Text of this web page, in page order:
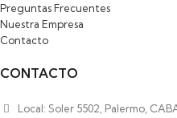
Preguntas Frecuentes
Nuestra Empresa
Contacto
CONTACTO
Local: Soler 5502, Palermo,